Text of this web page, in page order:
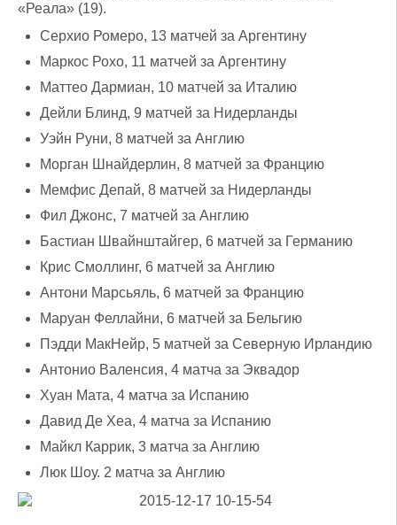
«Реала» (19).
Серхио Ромеро, 13 матчей за Аргентину
Маркос Рохо, 11 матчей за Аргентину
Маттео Дармиан, 10 матчей за Италию
Дейли Блинд, 9 матчей за Нидерланды
Уэйн Руни, 8 матчей за Англию
Морган Шнайдерлин, 8 матчей за Францию
Мемфис Депай, 8 матчей за Нидерланды
Фил Джонс, 7 матчей за Англию
Бастиан Швайнштайгер, 6 матчей за Германию
Крис Смоллинг, 6 матчей за Англию
Антони Марсьяль, 6 матчей за Францию
Маруан Феллайни, 6 матчей за Бельгию
Пэдди МакНейр, 5 матчей за Северную Ирландию
Антонио Валенсия, 4 матча за Эквадор
Хуан Мата, 4 матча за Испанию
Давид Де Хеа, 4 матча за Испанию
Майкл Каррик, 3 матча за Англию
Люк Шоу. 2 матча за Англию